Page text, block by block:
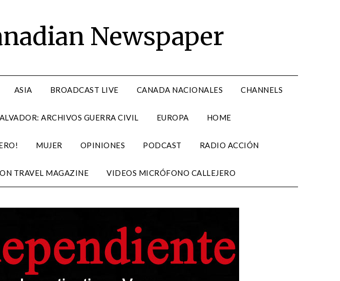
Newspaper
ASIA BROADCAST LIVE CANADA NACIONALES CHANNELS
ARCHIVOS GUERRA CIVIL EUROPA HOME
MUJER OPINIONES PODCAST RADIO ACCIÓN
TRAVEL MAGAZINE VIDEOS MICRÓFONO CALLEJERO